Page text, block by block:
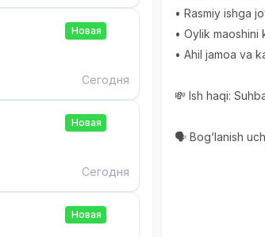
Новая
Сегодня
Новая
Сегодня
Новая
• Rasmiy ishga
• Oylik maoshini
• Ahil jamoa va
💸 Ish haqi:
🗣 Bog‘lanish